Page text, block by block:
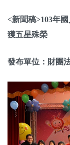
<新聞稿>103年
獲五星殊榮
發布單位：財團